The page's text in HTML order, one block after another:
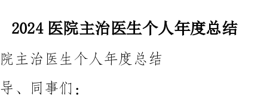
____年医院主治医生个人年度总结